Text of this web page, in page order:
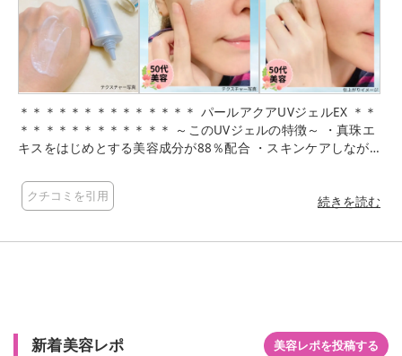
＊＊＊＊＊＊＊＊＊＊＊＊＊＊ パールアクアUVジェルEX ＊＊
＊＊＊＊＊＊＊＊＊＊＊＊ ～このUVジェルの特徴～ ・真珠エ
キスをはじめとする美容成分が88％配合 ・スキンケアしながら
方で白浮きせずみずみずしくベタつかない ・ファンデーション
との密着性がアップし、しっとりするようなつけ心地 ・日焼け
ックします 「ジェル」というので透明を想像していたら白だっ
断してると、日差しが強いときが急にやってくるので 気になる
クチコミを引用 続きを読む
新着美容レポ 美容レポを投稿する